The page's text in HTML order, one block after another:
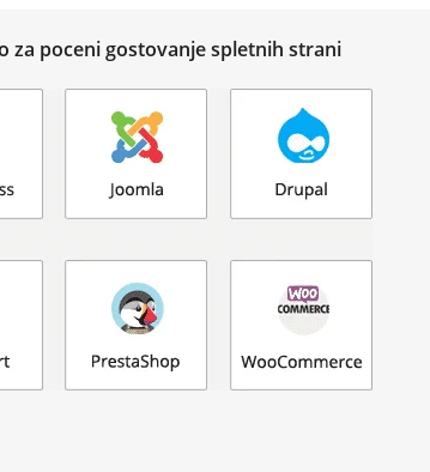
za poceni gostovanje spletnih strani